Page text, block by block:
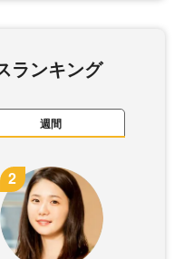
ランキング
週間